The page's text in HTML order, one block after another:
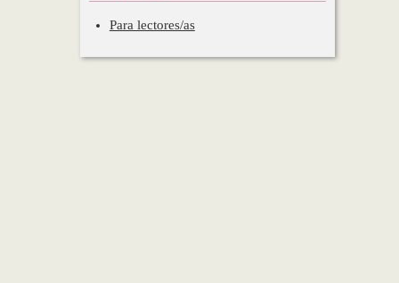
Para lectores/as